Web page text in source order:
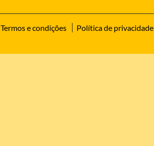
Termos e condições Política de privacidade